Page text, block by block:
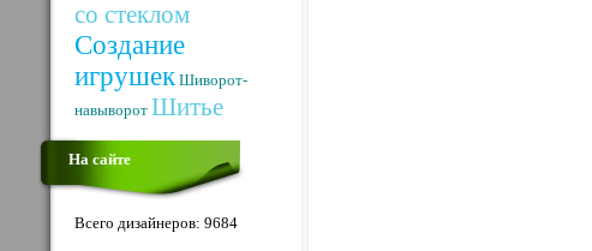
со стеклом
Создание
игрушек Шиворот-
навыворот Шитье
На сайте
Всего дизайнеров: 9684